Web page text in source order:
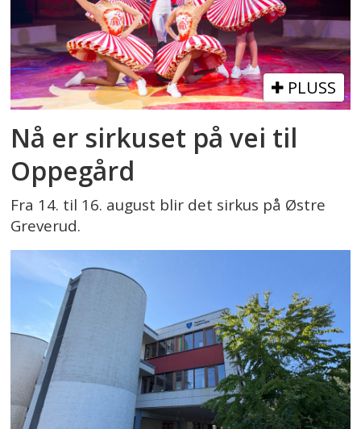
PLUSS
Nå er sirkuset på vei til
Oppegård
Fra 14. til 16. august blir det sirkus på Østre
Greverud.